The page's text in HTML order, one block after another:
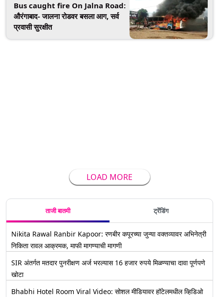
Bus caught fire On Jalna Road:
औरंगाबाद- जालना रोडवर बसला आग, सर्व
प्रवासी सुरक्षीत
LOAD MORE
ताजी बातमी ट्रेंडिंग
Nikita Rawal Ranbir Kapoor: रणबीर कपूरच्या जुन्या वक्तव्यावर अभिनेत्री
निकिता रावल आक्रमक, माफी मागण्याची मागणी
SIR अंतर्गत मतदार पुनरीक्षण अर्ज भरल्यास 16 हजार रुपये मिळण्याचा दावा पूर्णपणे
खोटा
Bhabhi Hotel Room Viral Video: सोशल मीडियावर हॉटेलमधील व्हिडिओ